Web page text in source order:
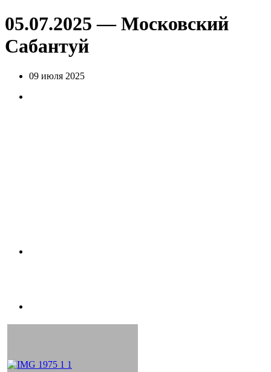
05.07.2025 — Московский
Сабантуй
09 июля 2025